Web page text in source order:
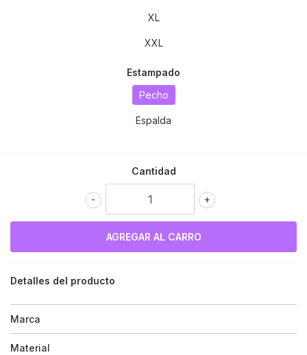
XL
XXL
Estampado
Pecho
Espalda
Cantidad
+
-
Detalles del producto
Marca
Material